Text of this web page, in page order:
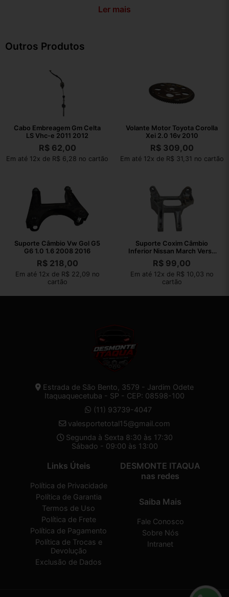
Ler mais
Outros Produtos
Cabo Embreagem Gm Celta
LS Vhc-e 2011 2012
R$62,00
Em até 12x de R$ 6,28 no cartão
Volante Motor Toyota Corolla
Xei 2.0 16v 2010
R$309,00
Em até 12x de R$ 31,31 no cartão
Suporte Câmbio Vw Gol G5
G6 1.0 1.6 2008 2016
R$218,00
Em até 12x de R$ 22,09 no
cartão
Suporte Coxim Câmbio
Inferior Nissan March Versa
2012 2013
R$ 99,00
Em até 12x de R$ 10,03 no
cartão
Estrada de São Bento, 3579 - Jardim Odete
Itaquaquecetuba - SP - CEP: 08598-100
(11) 93739-4047
valesportetotal15@gmail.com
Segunda à Sexta 8:30 às 17:30
Sábado - 09:00 às 13:00
Links Úteis
Política de Privacidade
Política de Garantia
Termos de Uso
Política de Frete
Política de Pagamento
Política de Trocas e
Devolução
Exclusão de Dados
DESMONTE ITAQUA
nas redes
Saiba Mais
Fale Conosco
Sobre Nós
Intranet